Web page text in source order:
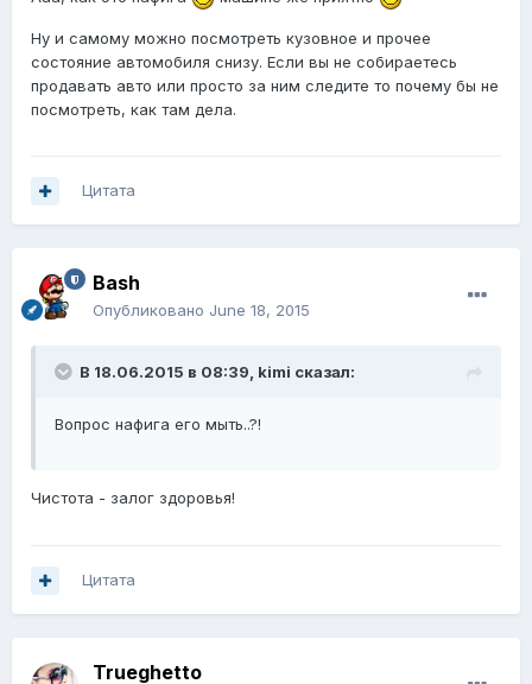
Ну и самому можно посмотреть кузовное и прочее
состояние автомобиля снизу. Если вы не собираетесь
продавать авто или просто за ним следите то почему бы не
посмотреть, как там дела.
Цитата
Bash
Опубликовано June 18, 2015
В 18.06.2015 в 08:39, kimi сказал:
Вопрос нафига его мыть..?!
Чистота - залог здоровья!
Цитата
Trueghetto